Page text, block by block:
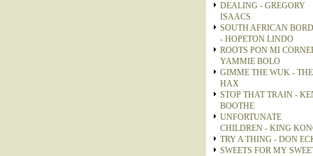
DEALING - GREGORY
ISAACS
SOUTH AFRICAN
- HOPETON LINDO
ROOTS PON MI
YAMMIE BOLO
GIMME THE WUK - THE
HAX
STOP THAT TRAIN -
BOOTHE
UNFORTUNATE
CHILDREN - KING
TRY A THING - DON
SWEETS FOR MY